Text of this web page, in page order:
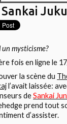
Juku
mysticisme?
fois en ligne le
la scène du
l’avait laissée:
deSankai
prend tout
d’assister.